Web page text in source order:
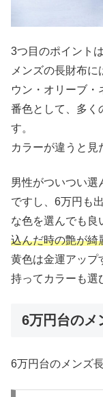
3つ目のポイント
メンズの長財布に
ウン・オリーブ・
番色として、多く
す。
カラーが違うと見
男性がついつい選
ですし、6万円も
な色を選んでも良
込んだ時の艶が綺
黄色は金運アップ
持ってカラーも選
6万円台のメ
6万円台のメンズ